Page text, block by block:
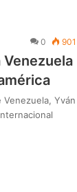
0 901
Venezuela, Yván